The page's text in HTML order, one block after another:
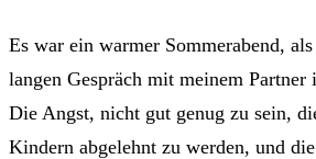
Es war ein warmer Sommerabend,
langen Gespräch mit meinem Partner
Die Angst, nicht gut genug zu sein,
Kindern abgelehnt zu werden, und